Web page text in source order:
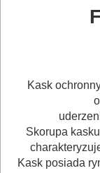
Kask
Skorupa
Kask posiada